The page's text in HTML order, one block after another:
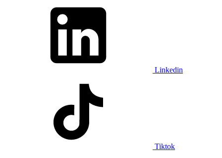
Linkedin
Tiktok